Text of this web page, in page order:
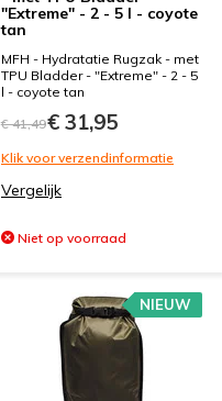
"Extreme" - 2 - 5 l - coyote
tan
MFH - Hydratatie Rugzak - met
TPU Bladder - "Extreme" - 2 - 5
l - coyote tan
€ 41,49€ 31,95
Klik voor verzendinformatie
Vergelijk
Niet op voorraad
NIEUW